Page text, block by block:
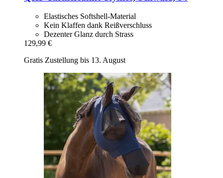
Elastisches Softshell-Material
Kein Klaffen dank Reißverschluss
Dezenter Glanz durch Strass
129,99 €
Gratis Zustellung bis 13. August